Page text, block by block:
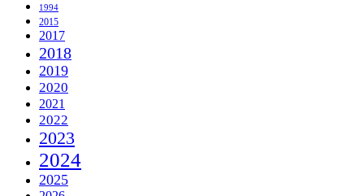
1994
2015
2017
2018
2019
2020
2021
2022
2023
2024
2025